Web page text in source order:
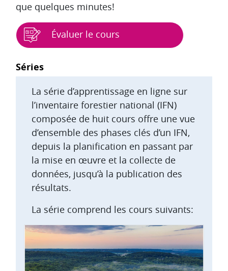
que quelques minutes!
Évaluer le cours
Blocs
Séries
La série d’apprentissage en ligne sur
l’inventaire forestier national (IFN)
composée de huit cours offre une vue
d’ensemble des phases clés d’un IFN,
depuis la planification en passant par
la mise en œuvre et la collecte de
données, jusqu’à la publication des
résultats.
La série comprend les cours suivants: